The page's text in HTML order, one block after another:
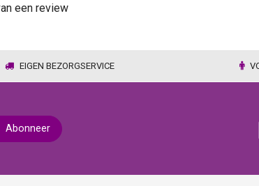
een review
EIGEN BEZORGSERVICE
Abonneer